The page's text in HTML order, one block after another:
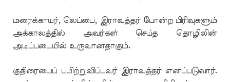
மரைக்காயர், லெப்பை, இராவுத்தர் போன்ற பிரிவுகளும்
அக்காலத்தில் அவர்கள் செய்த தொழிலின்
அடிப்படையில் உருவானதாகும்.
குதிரையைப் பயிற்றுவிப்பவர் இராவுத்தர் எனப்படுவார்.